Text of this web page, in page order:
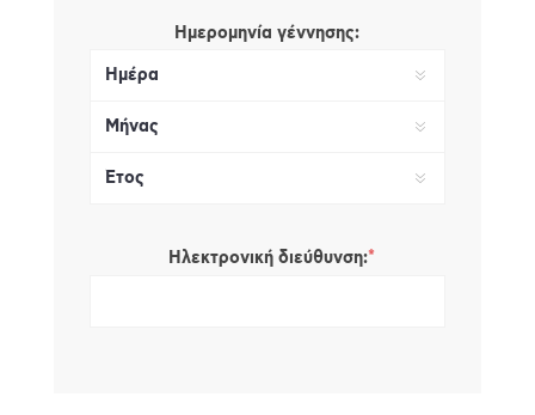
Ημερομηνία γέννησης:
Ηλεκτρονική διεύθυνση:*